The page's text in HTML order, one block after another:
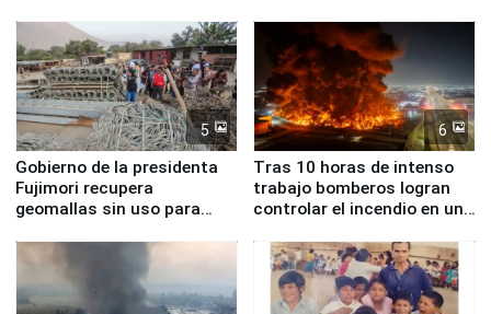
5
Gobierno de la presidenta
Fujimori recupera
geomallas sin uso para
Fenómeno El Niño
6
Tras 10 horas de intenso
trabajo bomberos logran
controlar el incendio en una
de Chile